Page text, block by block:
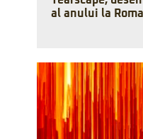
al anului la